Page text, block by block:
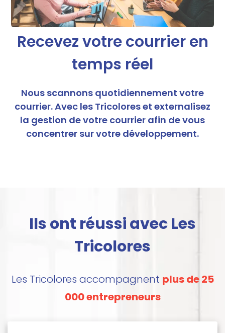
Recevez votre courrier en
temps réel
Nous scannons quotidiennement votre
courrier. Avec les Tricolores et externalisez
la gestion de votre courrier afin de vous
concentrer sur votre développement.
Ils ont réussi avec Les
Tricolores
Les Tricolores accompagnent plus de 25
000 entrepreneurs